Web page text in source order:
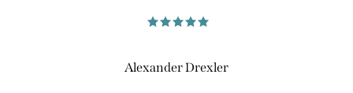
Alexander Drexler